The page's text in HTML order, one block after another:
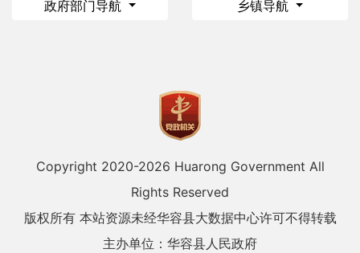
政府部门导航 乡镇导航
Copyright 2020-2026 Huarong Government All
Rights Reserved
版权所有 本站资源未经华容县大数据中心许可不得转载
主办单位：华容县人民政府